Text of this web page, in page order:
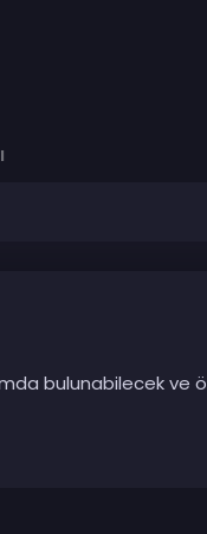
bulunabilecek